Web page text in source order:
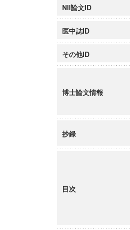
NII論文ID
医中誌ID
その他ID
博士論文情報
抄録
目次